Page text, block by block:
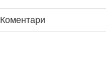
Коментари